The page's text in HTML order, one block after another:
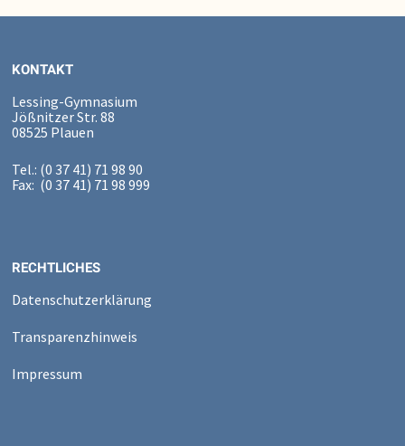
KONTAKT
Lessing-Gymnasium
Jößnitzer Str. 88
08525 Plauen
Tel.: (0 37 41) 71 98 90
Fax: (0 37 41) 71 98 999
RECHTLICHES
Datenschutzerklärung
Transparenzhinweis
Impressum